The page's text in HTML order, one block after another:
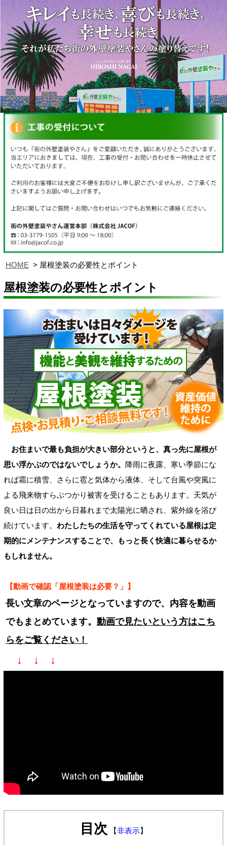
HOME 屋根塗装の必要性とポイント
屋根塗装の必要性とポイント
お住まいで最も負担が大きい部分というと、真っ先に屋根が
思い浮かぶのではないでしょうか。 降雨に夜露、寒い季節にな
れば霜に積雪、さらに雹と気体から液体、そして台風や突風に
よる飛来物すらぶつかり被害を受けることもあります。天気が
良い日は日の出から日暮れまで太陽光に晒され、紫外線を浴び
続けています。 わたしたちの生活を守ってくれている屋根は定
期的にメンテナンスすることで、もっと長く快適に暮らせるか
もしれません。
【動画で確認「屋根塗装は必要？」】
長い文章のページとなっていますので、内容を動画
でもまとめています。動画で見たいという方はこち
らをご覧ください！
↓ ↓ ↓
目次 【非表示】